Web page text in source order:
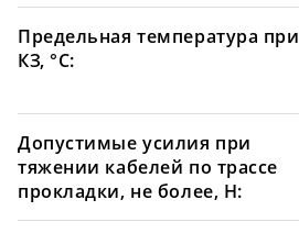
Предельная температура при
КЗ, °С:
Допустимые усилия при
тяжении кабелей по трассе
прокладки, не более, Н: